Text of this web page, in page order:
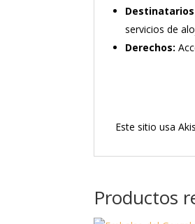
servicios de
Derechos:
Este sitio usa
Productos